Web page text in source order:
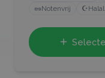
🥜Notenvrij ☪️ Halal